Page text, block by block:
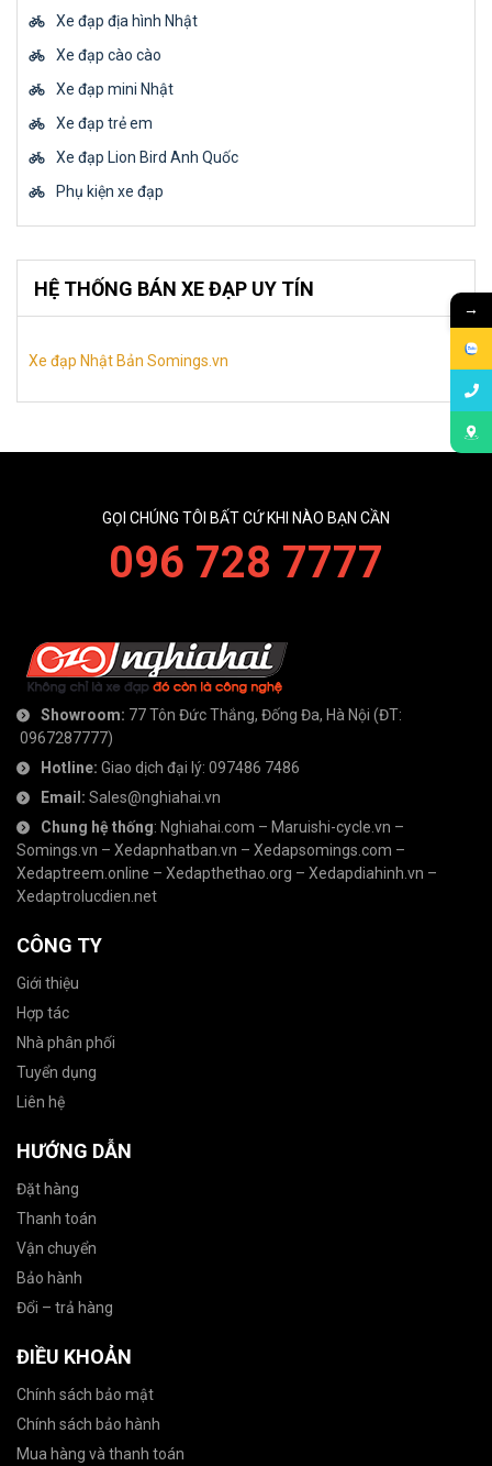
Xe đạp địa hình Nhật
Xe đạp cào cào
Xe đạp mini Nhật
Xe đạp trẻ em
Xe đạp Lion Bird Anh Quốc
Phụ kiện xe đạp
HỆ THỐNG BÁN XE ĐẠP UY TÍN
Xe đạp Nhật Bản Somings.vn
GỌI CHÚNG TÔI BẤT CỨ KHI NÀO BẠN CẦN
096 728 7777
Showroom: 77 Tôn Đức Thắng, Đống Đa, Hà Nội (ĐT:
0967287777)
Hotline: Giao dịch đại lý: 097486 7486
Email: Sales@nghiahai.vn
Chung hệ thống: Nghiahai.com – Maruishi-cycle.vn –
Somings.vn – Xedapnhatban.vn – Xedapsomings.com –
Xedaptreem.online – Xedapthethao.org – Xedapdiahinh.vn –
Xedaptrolucdien.net
CÔNG TY
Giới thiệu
Hợp tác
Nhà phân phối
Tuyển dụng
Liên hệ
HƯỚNG DẪN
Đặt hàng
Thanh toán
Vận chuyển
Bảo hành
Đổi – trả hàng
ĐIỀU KHOẢN
Chính sách bảo mật
Chính sách bảo hành
Mua hàng và thanh toán
→